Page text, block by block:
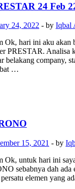
24 Feb
24, 2022 - by Iqbal
Ok, hari ini aku akan
PRESTAR. Analisa
belakang company,
…
15, 2021 - by
Ok, untuk hari ini
sebabnya dah ada
elemen yang